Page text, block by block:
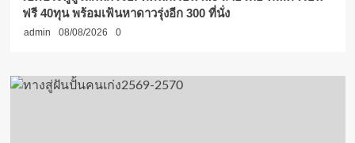
ฟรี 40ทุน พร้อมเฟ้นหาดาวรุ่งอีก 300 ที่นั่ง
admin 08/08/2026 0